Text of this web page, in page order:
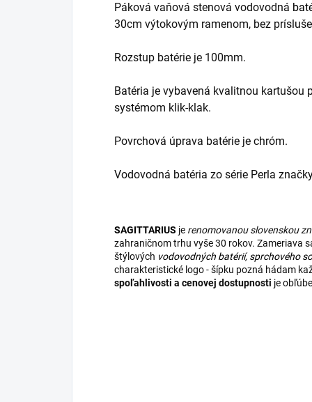
Páková vaňová stenová vodovodná
30cm výtokovým ramenom, bez
Rozstup batérie je 100mm.
Batéria je vybavená kvalitnou kartušou
systémom klik-klak.
Povrchová úprava batérie je chróm.
Vodovodná batéria zo série Perla
SAGITTARIUS je renomovanou slovenskou
zahraničnom trhu vyše 30 rokov. Zameriava
štýlových vodovodných batérií,sprchového
charakteristické logo - šípku pozná hádam
spoľahlivosti a cenovej dostupnosti je